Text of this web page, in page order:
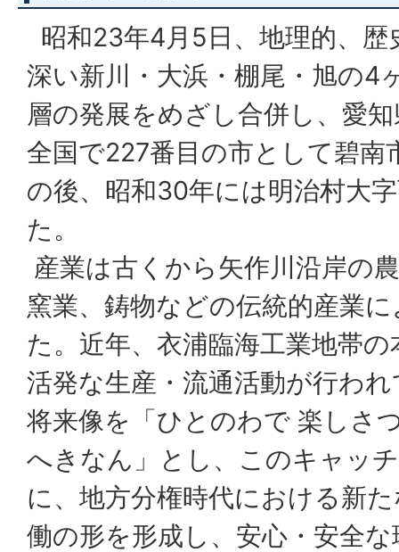
昭和23年4月5日、地理的、
深い新川・大浜・棚尾・旭の4
層の発展をめざし合併し、愛
全国で227番目の市として碧南
の後、昭和30年には明治村大
た。
産業は古くから矢作川沿岸の
窯業、鋳物などの伝統的産業
た。近年、衣浦臨海工業地帯
活発な生産・流通活動が行わ
将来像を「ひとのわで 楽しさ
へきなん」とし、このキャッ
に、地方分権時代における新
働の形を形成し、安心・安全